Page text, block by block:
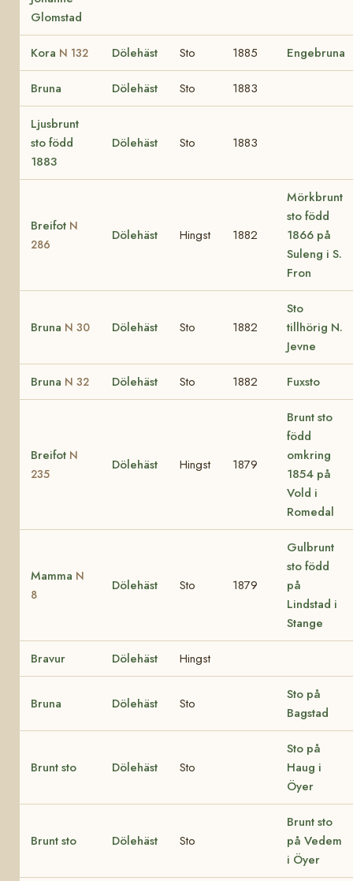
Glomstad
Kora N 132 Dölehäst Sto 1885 Engebruna
Bruna Dölehäst Sto 1883
Ljusbrunt
sto född
1883
Dölehäst Sto 1883
Breifot N
286
Dölehäst Hingst 1882
Mörkbrunt
sto född
1866 på
Suleng i S.
Fron
Bruna N 30 Dölehäst Sto 1882
Sto
tillhörig N.
Jevne
Bruna N 32 Dölehäst Sto 1882 Fuxsto
Breifot N
235
Dölehäst Hingst 1879
Brunt sto
född
omkring
1854 på
Vold i
Romedal
Mamma N
8
Dölehäst Sto 1879
Gulbrunt
sto född
på
Lindstad i
Stange
Bravur Dölehäst Hingst
Bruna Dölehäst Sto
Sto på
Bagstad
Brunt sto Dölehäst Sto
Sto på
Haug i
Öyer
Brunt sto Dölehäst Sto
Brunt sto
på Vedem
i Öyer